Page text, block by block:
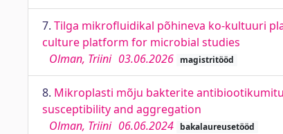
7. Tilga mikrofluidikal põhineva ko-kultuuri
culture platform for microbial studies
Olman, Triini 03.06.2026 magistritööd
8. Mikroplasti mõju bakterite
susceptibility and aggregation
Olman, Triini 06.06.2024 bakalaureusetööd